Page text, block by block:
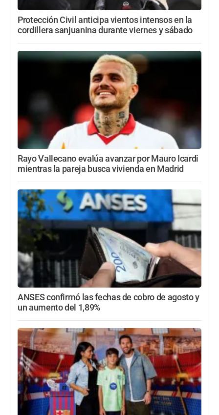
Protección Civil anticipa vientos intensos en la
cordillera sanjuanina durante viernes y sábado
Rayo Vallecano evalúa avanzar por Mauro Icardi
mientras la pareja busca vivienda en Madrid
ANSES confirmó las fechas de cobro de agosto y
un aumento del 1,89%